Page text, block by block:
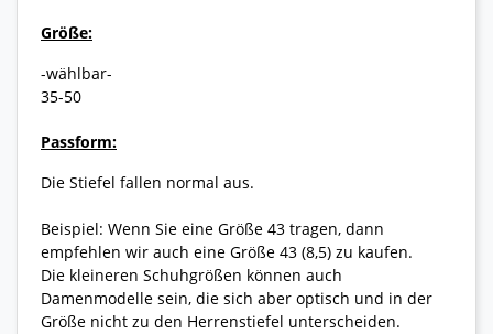
Größe:
-wählbar-
35-50
Passform:
Die Stiefel fallen normal aus.
Beispiel: Wenn Sie eine Größe 43 tragen, dann
empfehlen wir auch eine Größe 43 (8,5) zu kaufen.
Die kleineren Schuhgrößen können auch
Damenmodelle sein, die sich aber optisch und in der
Größe nicht zu den Herrenstiefel unterscheiden.